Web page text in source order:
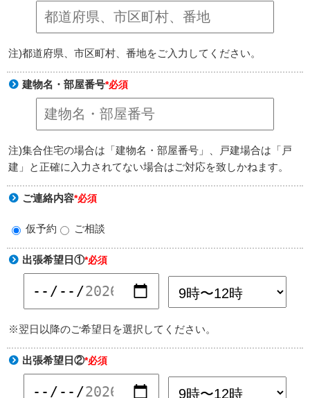
注)都道府県、市区町村、番地をご入力してください。
建物名・部屋番号*必須
注)集合住宅の場合は「建物名・部屋番号」、戸建場合は「戸
建」と正確に入力されてない場合はご対応を致しかねます。
ご連絡内容*必須
仮予約 ご相談
出張希望日①*必須
※翌日以降のご希望日を選択してください。
出張希望日②*必須